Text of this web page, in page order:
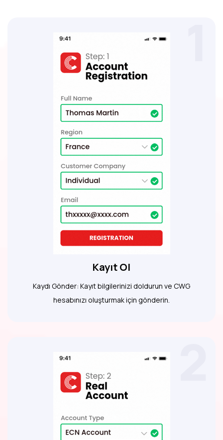
Kayıt Ol
Kaydı Gönder: Kayıt bilgilerinizi doldurun ve CWG
hesabınızı oluşturmak için gönderin.